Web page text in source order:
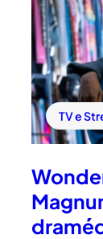
TV e